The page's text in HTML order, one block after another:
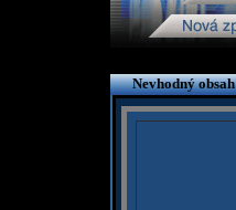
Nevhodný obsah